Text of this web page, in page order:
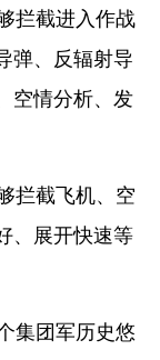
拦截进入作战
弹、反辐射导
空情分析、发
截飞机、空
、展开快速等
团军历史悠